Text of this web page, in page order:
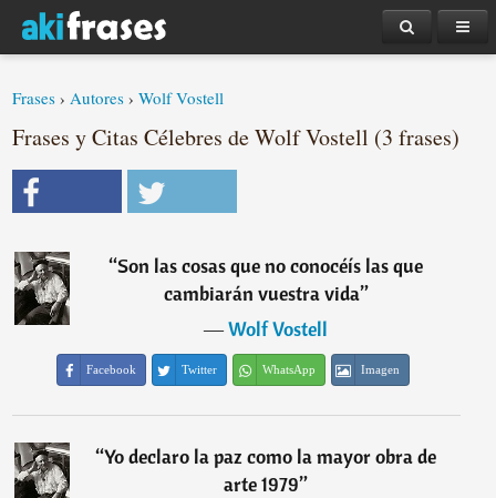
Frases ›Autores ›Wolf Vostell
Frases y Citas Célebres de Wolf Vostell (3 frases)
“Son las cosas que no conocéís las que
cambiarán vuestra vida”
―Wolf Vostell
Facebook Twitter WhatsApp Imagen
“Yo declaro la paz como la mayor obra de
arte 1979”